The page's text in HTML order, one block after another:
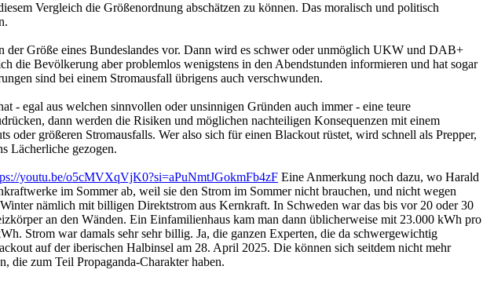
Vergleich die Größenordnung abschätzen zu können. Das moralisch und politisch
der Größe eines Bundeslandes vor. Dann wird es schwer oder unmöglich UKW und DAB+
die Bevölkerung aber problemlos wenigstens in den Abendstunden informieren und hat sogar
sind bei einem Stromausfall übrigens auch verschwunden.
- egal aus welchen sinnvollen oder unsinnigen Gründen auch immer - eine teure
dann werden die Risiken und möglichen nachteiligen Konsequenzen mit einem
oder größeren Stromausfalls. Wer also sich für einen Blackout rüstet, wird schnell als Prepper,
Lächerliche gezogen.
youtu.be/o5cMVXqVjK0?si=aPuNmtJGokmFb4zF Eine Anmerkung noch dazu, wo Harald
im Sommer ab, weil sie den Strom im Sommer nicht brauchen, und nicht wegen
nämlich mit billigen Direktstrom aus Kernkraft. In Schweden war das bis vor 20 oder 30
an den Wänden. Ein Einfamilienhaus kam man dann üblicherweise mit 23.000 kWh pro
Strom war damals sehr sehr billig. Ja, die ganzen Experten, die da schwergewichtig
auf der iberischen Halbinsel am 28. April 2025. Die können sich seitdem nicht mehr
die zum Teil Propaganda-Charakter haben.